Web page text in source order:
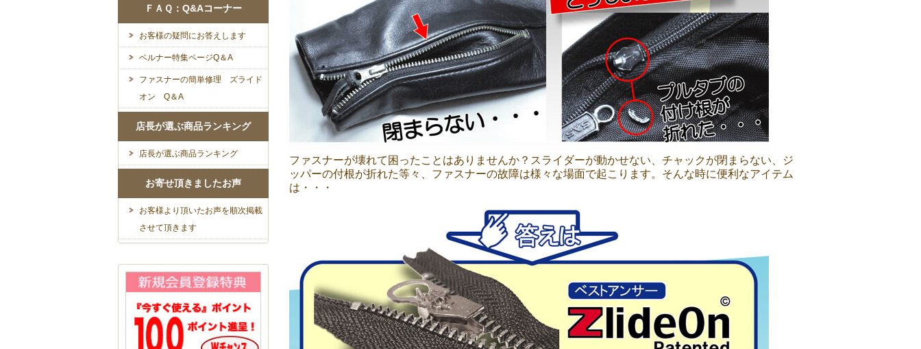
ファスナーが壊れて困ったことはありませんか？スライダーが動かせない、チャックが閉まらない、ジ
ッパーの付根が折れた等々、ファスナーの故障は様々な場面で起こります。そんな時に便利なアイテム
は・・・
ＦＡＱ：Q&Aコーナー
お客様の疑問にお答えします
ベルナー特集ページQ＆A
ファスナーの簡単修理 ズライド
オン Q＆A
店長が選ぶ商品ランキング
店長が選ぶ商品ランキング
お寄せ頂きましたお声
お客様より頂いたお声を順次掲載
させて頂きます